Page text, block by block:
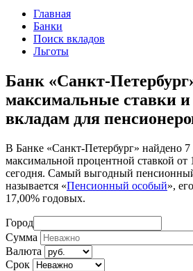
Главная
Банки
Поиск вкладов
Льготы
Банк «Санкт-
максимальные ставки
вкладам для
В Банке «Санкт-Петербург» найдено 7
максимальной процентной ставкой от
сегодня. Самый выгодный
называется «Пенсионный особый»,
17,00% годовых.
Город
Сумма
Валюта
Срок